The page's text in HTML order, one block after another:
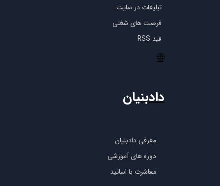
تبلیغات در سایت
فرصت های شغلی
فید RSS
🌐
معرفی دادبنیان
دوره های آموزشی
معاشرت با اساتید
دادبنیان